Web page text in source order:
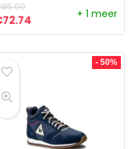
85.00
prijs
72.74 Huidige prijs is:
+ 1 meer
- 50%